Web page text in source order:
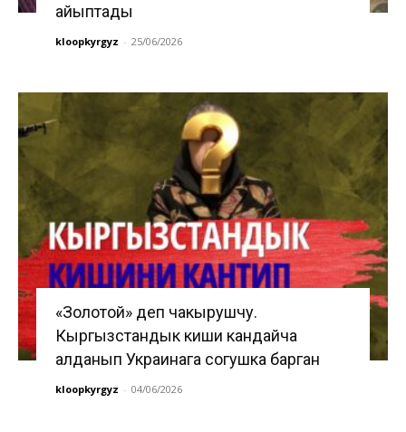
айыптады
kloopkyrgyz - 25/06/2026
«Золотой» деп чакырушчу.
Кыргызстандык киши кандайча
алданып Украинага согушка барган
kloopkyrgyz - 04/06/2026